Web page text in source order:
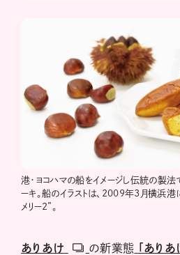
港・ヨコハマの船をイメージし伝統の製
ーキ。船のイラストは、2009年3月横浜港
メリー2”。
ありあけ の新業態
「あり